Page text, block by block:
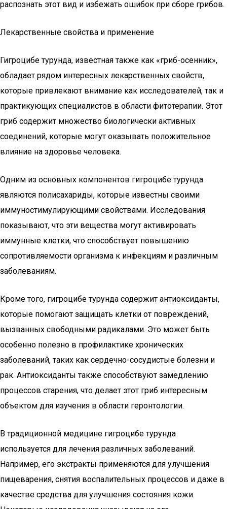
распознать этот вид и избежать ошибок при сборе грибов.
Лекарственные свойства и применение
Гигроцибе турунда, известная также как «гриб-осенник»,
обладает рядом интересных лекарственных свойств,
которые привлекают внимание как исследователей, так и
практикующих специалистов в области фитотерапии. Этот
гриб содержит множество биологически активных
соединений, которые могут оказывать положительное
влияние на здоровье человека.
Одним из основных компонентов гигроцибе турунда
являются полисахариды, которые известны своими
иммуностимулирующими свойствами. Исследования
показывают, что эти вещества могут активировать
иммунные клетки, что способствует повышению
сопротивляемости организма к инфекциям и различным
заболеваниям.
Кроме того, гигроцибе турунда содержит антиоксиданты,
которые помогают защищать клетки от повреждений,
вызванных свободными радикалами. Это может быть
особенно полезно в профилактике хронических
заболеваний, таких как сердечно-сосудистые болезни и
рак. Антиоксиданты также способствуют замедлению
процессов старения, что делает этот гриб интересным
объектом для изучения в области геронтологии.
В традиционной медицине гигроцибе турунда
используется для лечения различных заболеваний.
Например, его экстракты применяются для улучшения
пищеварения, снятия воспалительных процессов и даже в
качестве средства для улучшения состояния кожи.